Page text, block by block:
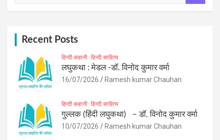
Recent Posts
हिन्दी कहानी हिन्दी साहित्य
लघुकथा : मेडल -डॉ. विनोद कुमार वर्मा
16/07/2026 Ramesh kumar Chauhan
हिन्दी कहानी हिन्दी साहित्य
गुल्लक (हिंदी लघुकथा) – डॉ. विनोद कुमार वर्मा
10/07/2026 Ramesh kumar Chauhan